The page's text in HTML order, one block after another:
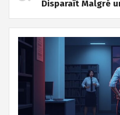
Disparaît Malgré